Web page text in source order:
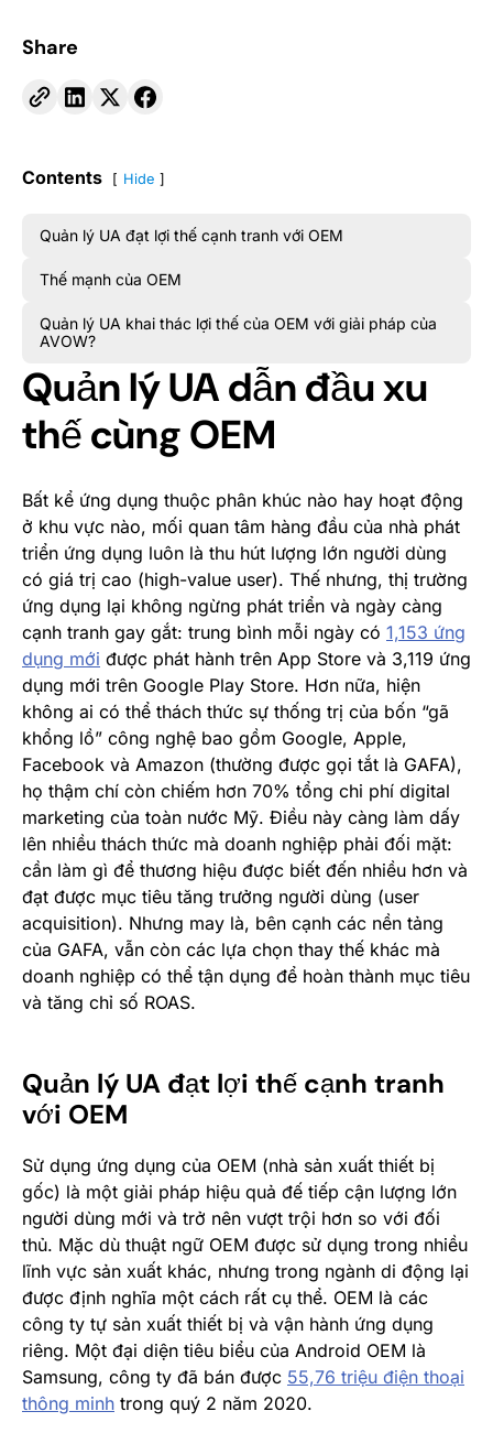
Share
Contents Hide
Quản lý UA đạt lợi thế cạnh tranh với OEM
Thế mạnh của OEM
Quản lý UA khai thác lợi thế của OEM với giải pháp của
AVOW?
Quản lý UA dẫn đầu xu
thế cùng OEM
Bất kể ứng dụng thuộc phân khúc nào hay hoạt động
ở khu vực nào, mối quan tâm hàng đầu của nhà phát
triển ứng dụng luôn là thu hút lượng lớn người dùng
có giá trị cao (high-value user). Thế nhưng, thị trường
ứng dụng lại không ngừng phát triển và ngày càng
cạnh tranh gay gắt: trung bình mỗi ngày có 1,153 ứng
dụng mới được phát hành trên App Store và 3,119 ứng
dụng mới trên Google Play Store. Hơn nữa, hiện
không ai có thể thách thức sự thống trị của bốn “gã
khổng lồ” công nghệ bao gồm Google, Apple,
Facebook và Amazon (thường được gọi tắt là GAFA),
họ thậm chí còn chiếm hơn 70% tổng chi phí digital
marketing của toàn nước Mỹ. Điều này càng làm dấy
lên nhiều thách thức mà doanh nghiệp phải đối mặt:
cần làm gì để thương hiệu được biết đến nhiều hơn và
đạt được mục tiêu tăng trưởng người dùng (user
acquisition). Nhưng may là, bên cạnh các nền tảng
của GAFA, vẫn còn các lựa chọn thay thế khác mà
doanh nghiệp có thể tận dụng để hoàn thành mục tiêu
và tăng chỉ số ROAS.
Quản lý UA đạt lợi thế cạnh tranh
với OEM
Sử dụng ứng dụng của OEM (nhà sản xuất thiết bị
gốc) là một giải pháp hiệu quả đế tiếp cận lượng lớn
người dùng mới và trở nên vượt trội hơn so với đối
thủ. Mặc dù thuật ngữ OEM được sử dụng trong nhiều
lĩnh vực sản xuất khác, nhưng trong ngành di động lại
được định nghĩa một cách rất cụ thể. OEM là các
công ty tự sản xuất thiết bị và vận hành ứng dụng
riêng. Một đại diện tiêu biểu của Android OEM là
Samsung, công ty đã bán được 55,76 triệu điện thoại
thông minh trong quý 2 năm 2020.